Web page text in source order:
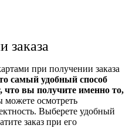
заказа
при получении заказа
самый удобный способ
что вы получите именно то,
можете осмотреть
Выберете удобный
заказ при его